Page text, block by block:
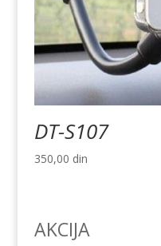
DT-S107
350,00 din
AKCIJA